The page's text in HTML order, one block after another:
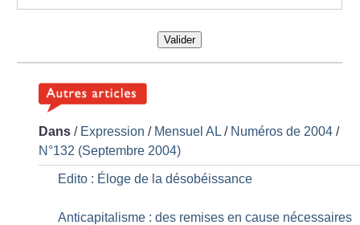
Valider
Dans / Expression / Mensuel AL / Numéros de 2004 /
N°132 (Septembre 2004)
Edito : Éloge de la désobéissance
Anticapitalisme : des remises en cause nécessaires